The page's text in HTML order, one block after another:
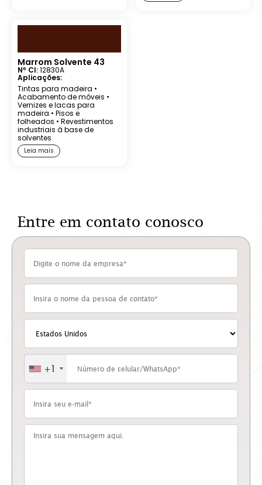
Marrom Solvente 43
Nº CI:12830A
Aplicações:
Tintas para madeira •
Acabamento de móveis •
Vernizes e lacas para
madeira • Pisos e
folheados • Revestimentos
industriais à base de
solventes
Leia mais
Entre em contato conosco
+1